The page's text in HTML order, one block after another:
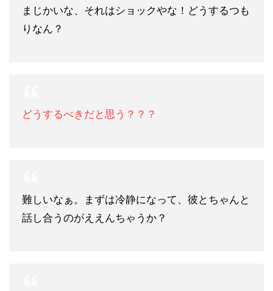
まじかいな、それはショックやな！どうするつも
りなん？
どうするべきだと思う？？？
難しいなぁ。まずは冷静になって、彼とちゃんと
話し合うのがええんちゃうか？